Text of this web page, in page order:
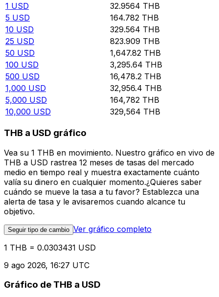
1 USD 32.9564 THB
5 USD 164.782 THB
10 USD 329.564 THB
25 USD 823.909 THB
50 USD 1,647.82 THB
100 USD 3,295.64 THB
500 USD 16,478.2 THB
1,000 USD 32,956.4 THB
5,000 USD 164,782 THB
10,000 USD 329,564 THB
THB a USD gráfico
Vea su 1 THB en movimiento. Nuestro gráfico en vivo de
THB a USD rastrea 12 meses de tasas del mercado
medio en tiempo real y muestra exactamente cuánto
valía su dinero en cualquier momento.¿Quieres saber
cuándo se mueve la tasa a tu favor? Establezca una
alerta de tasa y le avisaremos cuando alcance tu
objetivo.
Seguir tipo de cambio Ver gráfico completo
1 THB = 0.0303431 USD
9 ago 2026, 16:27 UTC
Gráfico de THB a USD